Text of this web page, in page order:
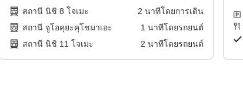
สถานี นิชิ 8 โจเมะ 2 นาทีโดยการเดิน
สถานี จูโอคุยะคุโชมาเอะ
1 นาทีโดยรถยนต์
สถานี นิชิ 11 โจเมะ
2 นาทีโดยรถยนต์